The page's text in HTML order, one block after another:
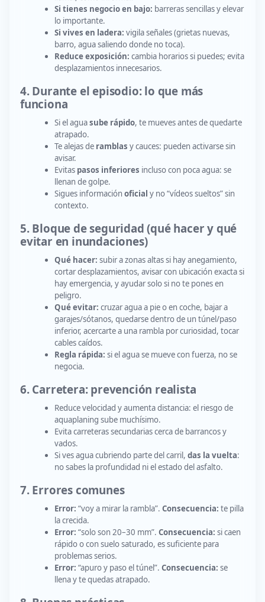
Si tienes negocio en bajo: barreras sencillas y elevar
lo importante.
Si vives en ladera: vigila señales (grietas nuevas,
barro, agua saliendo donde no toca).
Reduce exposición: cambia horarios si puedes; evita
desplazamientos innecesarios.
4. Durante el episodio: lo que más
funciona
Si el aguasube rápido, te mueves antes de quedarte
atrapado.
Te alejas de ramblas y cauces: pueden activarse sin
avisar.
Evitas pasos inferiores incluso con poca agua: se
llenan de golpe.
Sigues información oficial y no “vídeos sueltos” sin
contexto.
5. Bloque de seguridad (qué hacer y qué
evitar en inundaciones)
Qué hacer: subir a zonas altas si hay anegamiento,
cortar desplazamientos, avisar con ubicación exacta si
hay emergencia, y ayudar solo si no te pones en
peligro.
Qué evitar: cruzar agua a pie o en coche, bajar a
garajes/sótanos, quedarse dentro de un túnel/paso
inferior, acercarte a una rambla por curiosidad, tocar
cables caídos.
Regla rápida: si el agua se mueve con fuerza, no se
negocia.
6. Carretera: prevención realista
Reduce velocidad y aumenta distancia: el riesgo de
aquaplaning sube muchísimo.
Evita carreteras secundarias cerca de barrancos y
vados.
Si ves agua cubriendo parte del carril, das la vuelta:
no sabes la profundidad ni el estado del asfalto.
7. Errores comunes
Error: “voy a mirar la rambla”. Consecuencia: te pilla
la crecida.
Error: “solo son 20–30 mm”. Consecuencia: si caen
rápido o con suelo saturado, es suficiente para
problemas serios.
Error: “apuro y paso el túnel”. Consecuencia: se
llena y te quedas atrapado.